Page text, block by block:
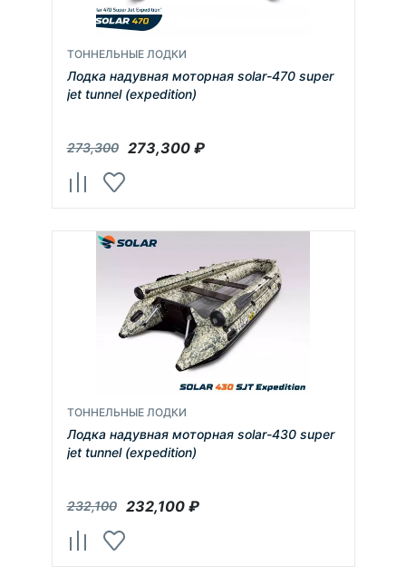
ТОННЕЛЬНЫЕ ЛОДКИ
Лодка надувная моторная solar-470 super
jet tunnel (expedition)
273,300 273,300₽
ТОННЕЛЬНЫЕ ЛОДКИ
Лодка надувная моторная solar-430 super
jet tunnel (expedition)
232,100 232,100₽